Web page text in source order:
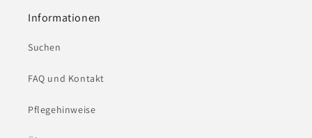
Informationen
Suchen
FAQ und Kontakt
Pflegehinweise